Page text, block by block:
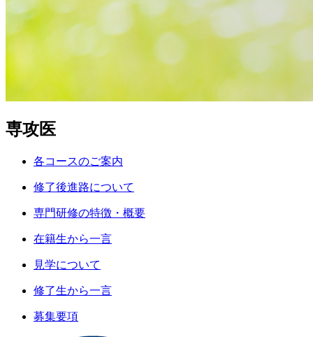
専攻医
各コースのご案内
修了後進路について
専門研修の特徴・概要
在籍生から一言
見学について
修了生から一言
募集要項